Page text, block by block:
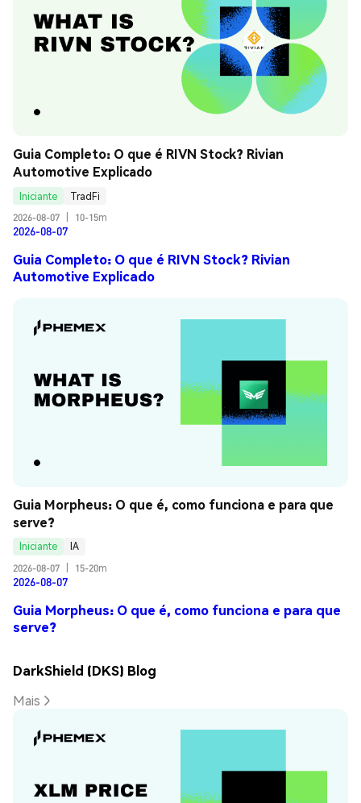
Guia Completo: O que é RIVN Stock? Rivian
Automotive Explicado
Iniciante
TradFi
2026-08-07
10-15m
2026-08-07
Guia Completo: O que é RIVN Stock? Rivian
Automotive Explicado
Guia Morpheus: O que é, como funciona e para que
serve?
Iniciante
IA
2026-08-07
15-20m
2026-08-07
Guia Morpheus: O que é, como funciona e para que
serve?
DarkShield (DKS) Blog
Mais